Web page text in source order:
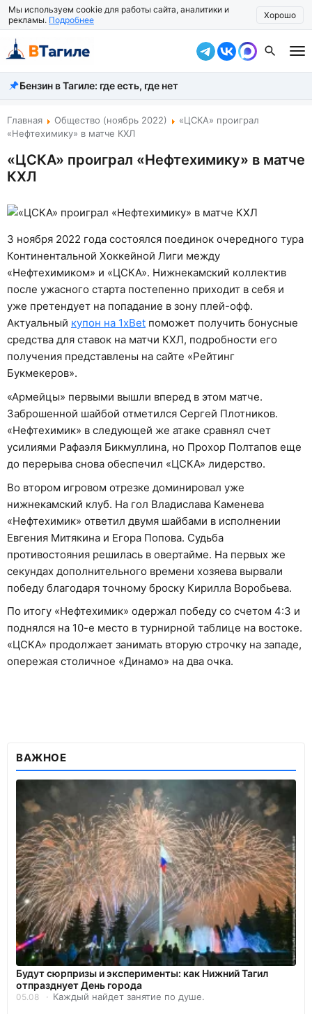
Мы используем cookie для работы сайта, аналитики и
рекламы. Подробнее Хорошо
Все новости
Происшествия
Власть
Жизнь
Общество
Рассказать новость
Бензин в Тагиле: где есть, где нет
Главная Общество (ноябрь 2022)
«ЦСКА» проиграл
«Нефтехимику» в матче КХЛ
«ЦСКА» проиграл «Нефтехимику» в матче
КХЛ
3 ноября 2022 года состоялся поединок очередного тура
Континентальной Хоккейной Лиги между
«Нефтехимиком» и «ЦСКА». Нижнекамский коллектив
после ужасного старта постепенно приходит в себя и
уже претендует на попадание в зону плей-офф.
Актуальный купон на 1xBet поможет получить бонусные
средства для ставок на матчи КХЛ, подробности его
получения представлены на сайте «Рейтинг
Букмекеров».
«Армейцы» первыми вышли вперед в этом матче.
Заброшенной шайбой отметился Сергей Плотников.
«Нефтехимик» в следующей же атаке сравнял счет
усилиями Рафаэля Бикмуллина, но Прохор Полтапов еще
до перерыва снова обеспечил «ЦСКА» лидерство.
Во втором игровом отрезке доминировал уже
нижнекамский клуб. На гол Владислава Каменева
«Нефтехимик» ответил двумя шайбами в исполнении
Евгения Митякина и Егора Попова. Судьба
противостояния решилась в овертайме. На первых же
секундах дополнительного времени хозяева вырвали
победу благодаря точному броску Кирилла Воробьева.
По итогу «Нефтехимик» одержал победу со счетом 4:3 и
поднялся на 10-е место в турнирной таблице на востоке.
«ЦСКА» продолжает занимать вторую строчку на западе,
опережая столичное «Динамо» на два очка.
ВАЖНОЕ
Будут сюрпризы и эксперименты: как Нижний Тагил
отпразднует День города
05.08 Каждый найдет занятие по душе.